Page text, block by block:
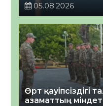
05.08.2026
Өрт қауіпсіздігі
азаматтың